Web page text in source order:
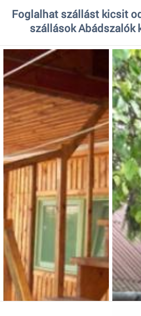
Foglalhat szállást kicsit
szállások Abádszalók